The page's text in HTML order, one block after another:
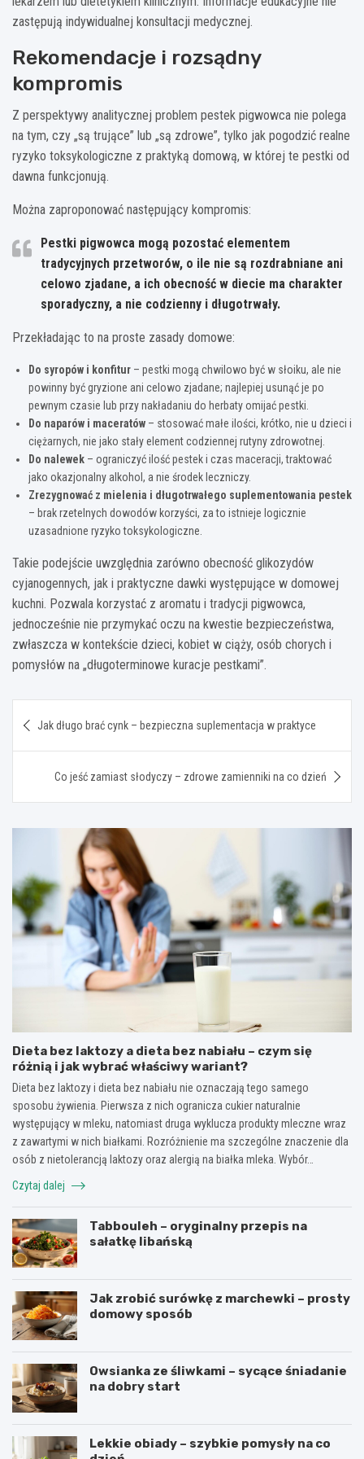
zastępują indywidualnej konsultacji medycznej.
Rekomendacje i rozsądny
kompromis
Z perspektywy analitycznej problem pestek pigwowca nie polega
na tym, czy „są trujące” lub „są zdrowe”, tylko jak pogodzić realne
ryzyko toksykologiczne z praktyką domową, w której te pestki od
dawna funkcjonują.
Można zaproponować następujący kompromis:
Pestki pigwowca mogą pozostać elementem
tradycyjnych przetworów, o ile nie są rozdrabniane ani
celowo zjadane, a ich obecność w diecie ma charakter
sporadyczny, a nie codzienny i długotrwały.
Przekładając to na proste zasady domowe:
Do syropów i konfitur – pestki mogą chwilowo być w słoiku, ale nie
powinny być gryzione ani celowo zjadane; najlepiej usunąć je po
pewnym czasie lub przy nakładaniu do herbaty omijać pestki.
Do naparów i maceratów – stosować małe ilości, krótko, nie u dzieci i
ciężarnych, nie jako stały element codziennej rutyny zdrowotnej.
Do nalewek – ograniczyć ilość pestek i czas maceracji, traktować
jako okazjonalny alkohol, a nie środek leczniczy.
Zrezygnować z mielenia i długotrwałego suplementowania pestek
– brak rzetelnych dowodów korzyści, za to istnieje logicznie
uzasadnione ryzyko toksykologiczne.
Takie podejście uwzględnia zarówno obecność glikozydów
cyjanogennych, jak i praktyczne dawki występujące w domowej
kuchni. Pozwala korzystać z aromatu i tradycji pigwowca,
jednocześnie nie przymykać oczu na kwestie bezpieczeństwa,
zwłaszcza w kontekście dzieci, kobiet w ciąży, osób chorych i
pomysłów na „długoterminowe kuracje pestkami”.
wpisu
Jak długo brać cynk – bezpieczna suplementacja w praktyce
Co jeść zamiast słodyczy – zdrowe zamienniki na co dzień
Dieta bez laktozy a dieta bez nabiału – czym się
różnią i jak wybrać właściwy wariant?
Dieta bez laktozy i dieta bez nabiału nie oznaczają tego samego
sposobu żywienia. Pierwsza z nich ogranicza cukier naturalnie
występujący w mleku, natomiast druga wyklucza produkty mleczne wraz
z zawartymi w nich białkami. Rozróżnienie ma szczególne znaczenie dla
osób z nietolerancją laktozy oraz alergią na białka mleka. Wybór…
Czytaj dalej
Tabbouleh – oryginalny przepis na
sałatkę libańską
Jak zrobić surówkę z marchewki – prosty
domowy sposób
Owsianka ze śliwkami – sycące śniadanie
na dobry start
Lekkie obiady – szybkie pomysły na co